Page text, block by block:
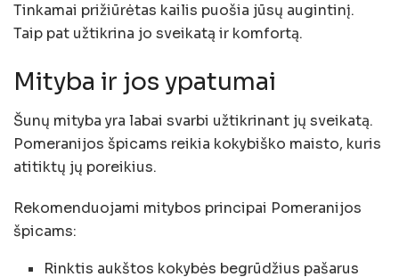
Tinkamai prižiūrėtas kailis puošia jūsų augintinį.
Taip pat užtikrina jo sveikatą ir komfortą.
Mityba ir jos ypatumai
Šunų mityba yra labai svarbi užtikrinant jų sveikatą.
Pomeranijos špicams reikia kokybiško maisto, kuris
atitiktų jų poreikius.
Rekomenduojami mitybos principai Pomeranijos
špicams:
Rinktis aukštos kokybės begrūdžius pašarus